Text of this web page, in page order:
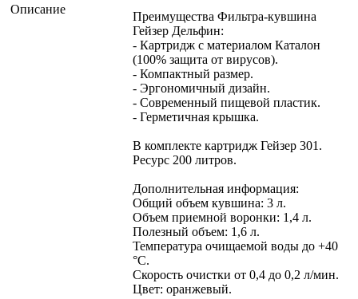
Описание
Преимущества Фильтра-кувшина
Гейзер Дельфин:
- Картридж с материалом Каталон
(100% защита от вирусов).
- Компактный размер.
- Эргономичный дизайн.
- Современный пищевой пластик.
- Герметичная крышка.
В комплекте картридж Гейзер 301.
Ресурс 200 литров.
Дополнительная информация:
Общий объем кувшина: 3 л.
Объем приемной воронки: 1,4 л.
Полезный объем: 1,6 л.
Температура очищаемой воды до +40
°С.
Скорость очистки от 0,4 до 0,2 л/мин.
Цвет: оранжевый.